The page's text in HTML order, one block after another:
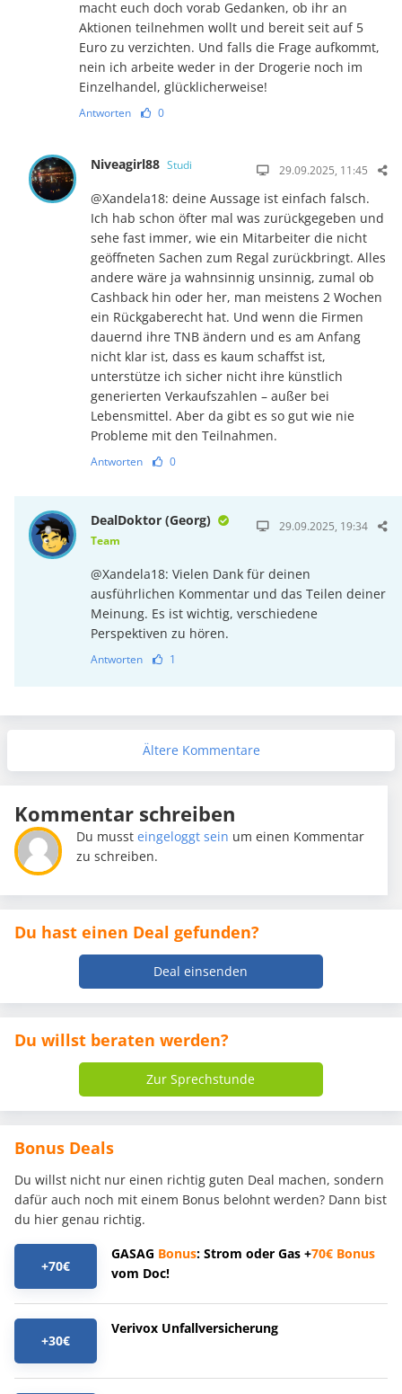
macht euch doch vorab Gedanken, ob ihr an
Aktionen teilnehmen wollt und bereit seit auf 5
Euro zu verzichten. Und falls die Frage aufkommt,
nein ich arbeite weder in der Drogerie noch im
Einzelhandel, glücklicherweise!
Antworten 0
Niveagirl88 Studi 29.09.2025, 11:45
@Xandela18: deine Aussage ist einfach falsch.
Ich hab schon öfter mal was zurückgegeben und
sehe fast immer, wie ein Mitarbeiter die nicht
geöffneten Sachen zum Regal zurückbringt. Alles
andere wäre ja wahnsinnig unsinnig, zumal ob
Cashback hin oder her, man meistens 2 Wochen
ein Rückgaberecht hat. Und wenn die Firmen
dauernd ihre TNB ändern und es am Anfang
nicht klar ist, dass es kaum schaffst ist,
unterstütze ich sicher nicht ihre künstlich
generierten Verkaufszahlen – außer bei
Lebensmittel. Aber da gibt es so gut wie nie
Probleme mit den Teilnahmen.
Antworten 0
DealDoktor (Georg)
Team
29.09.2025, 19:34
@Xandela18: Vielen Dank für deinen
ausführlichen Kommentar und das Teilen deiner
Meinung. Es ist wichtig, verschiedene
Perspektiven zu hören.
Antworten 1
Ältere Kommentare
Kommentar schreiben
Du mussteingeloggt sein um einen Kommentar
zu schreiben.
Du hast einen Deal gefunden?
Deal einsenden
Du willst beraten werden?
Zur Sprechstunde
Bonus Deals
Du willst nicht nur einen richtig guten Deal machen, sondern
dafür auch noch mit einem Bonus belohnt werden? Dann bist
du hier genau richtig.
+70€
GASAG Bonus: Strom oder Gas +70€ Bonus
vom Doc!
+30€
Verivox Unfallversicherung